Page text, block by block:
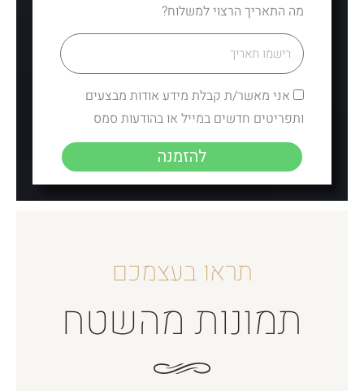
מה התאריך הרצוי למשלוח?
אני מאשר/ת קבלת מידע אודות מבצעים
ותפריטים חדשים במייל או בהודעות סמס
להזמנה
תראו בעצמכם
תמונות מהשטח